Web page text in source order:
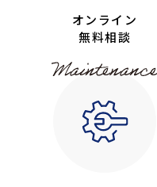
オンライン
無料相談